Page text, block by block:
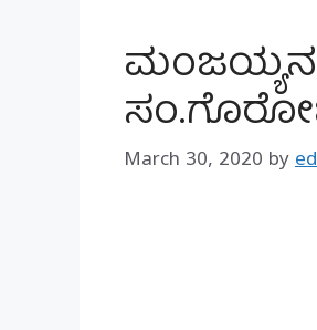
ಮಂಜಯ್ಯನ
March 30, 2020 by